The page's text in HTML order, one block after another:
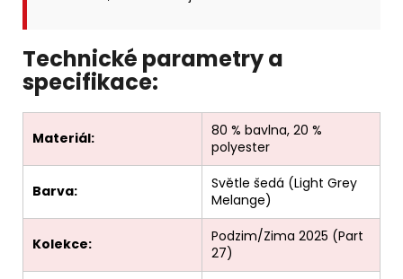
Technické parametry a
specifikace:
Materiál:
80 % bavlna, 20 %
polyester
Barva:
Světle šedá (Light Grey
Melange)
Kolekce:
Podzim/Zima 2025 (Part
27)